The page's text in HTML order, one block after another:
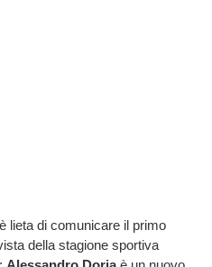
è lieta di comunicare il primo
della stagione sportiva